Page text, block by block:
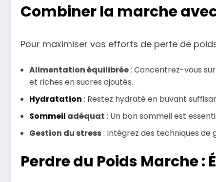
Combiner la marche
Pour maximiser vos efforts de perte de
Alimentation équilibrée: Concentrez-vous
et riches en sucres ajoutés.
Hydratation : Restez hydraté en buvant
Sommeil adéquat : Un bon sommeil est
Gestion du stress: Intégrez des techniques
Perdre du Poids Marche :